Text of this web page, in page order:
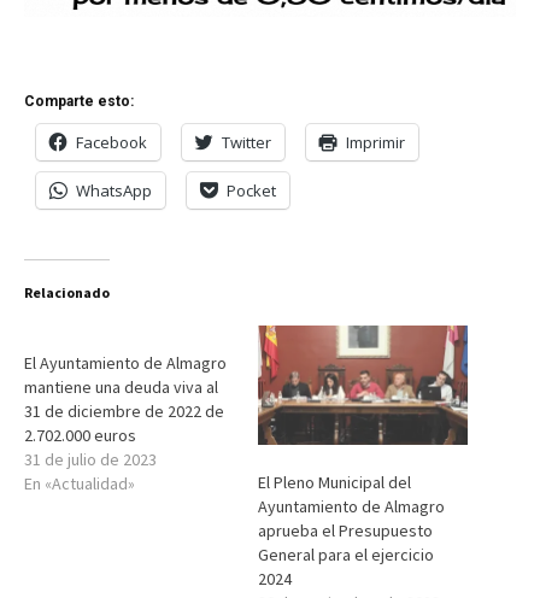
Comparte esto:
Facebook Twitter Imprimir
WhatsApp Pocket
Relacionado
El Ayuntamiento de Almagro
mantiene una deuda viva al
31 de diciembre de 2022 de
2.702.000 euros
31 de julio de 2023
En «Actualidad»
El Pleno Municipal del
Ayuntamiento de Almagro
aprueba el Presupuesto
General para el ejercicio
2024